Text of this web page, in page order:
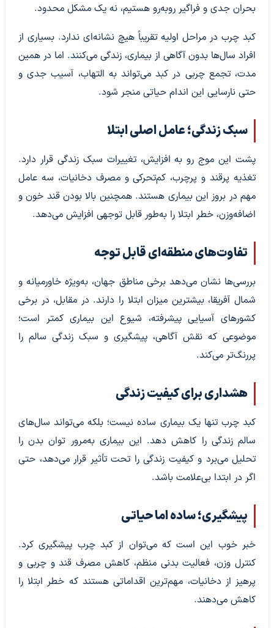
بحران جدی و فراگیر روبه‌رو هستیم، نه یک مشکل محدود.
کبد چرب در مراحل اولیه تقریباً هیچ نشانه‌ای ندارد. بسیاری از
افراد سال‌ها بدون آگاهی از بیماری، زندگی می‌کنند. اما در همین
مدت، تجمع چربی در کبد می‌تواند به التهاب، آسیب جدی و
حتی نارسایی این اندام حیاتی منجر شود.
سبک زندگی؛ عامل اصلی ابتلا
پشت این موج رو به افزایش، تغییرات سبک زندگی قرار دارد.
تغذیه پرقند و پرچرب، کم‌تحرکی و مصرف دخانیات، سه عامل
مهم در بروز این بیماری هستند. همچنین بالا بودن قند خون و
اضافه‌وزن، خطر ابتلا را به‌طور قابل توجهی افزایش می‌دهد.
تفاوت‌های منطقه‌ای قابل توجه
بررسی‌ها نشان می‌دهد برخی مناطق جهان، به‌ویژه خاورمیانه و
شمال آفریقا، بیشترین میزان ابتلا را دارند. در مقابل، در برخی
کشورهای آسیایی پیشرفته، شیوع این بیماری کمتر است؛
موضوعی که نقش آگاهی، پیشگیری و سبک زندگی سالم را
پررنگ‌تر می‌کند.
هشداری برای کیفیت زندگی
کبد چرب تنها یک بیماری ساده نیست؛ بلکه می‌تواند سال‌های
سالم زندگی را کاهش دهد. این بیماری به‌مرور توان بدن را
تحلیل می‌برد و کیفیت زندگی را تحت تأثیر قرار می‌دهد، حتی
اگر در ابتدا بی‌علامت باشد.
پیشگیری؛ ساده اما حیاتی
خبر خوب این است که می‌توان از کبد چرب پیشگیری کرد.
کنترل وزن، فعالیت بدنی منظم، کاهش مصرف قند و چربی و
پرهیز از دخانیات، مهم‌ترین اقداماتی هستند که خطر ابتلا را
کاهش می‌دهند.